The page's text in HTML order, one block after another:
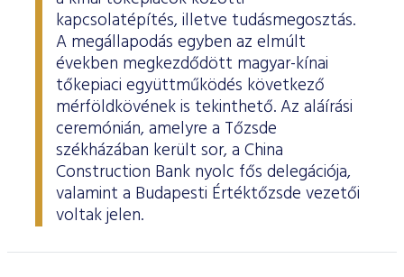
kapcsolatépítés, illetve tudásmegosztás.
A megállapodás egyben az elmúlt
években megkezdődött magyar-kínai
tőkepiaci együttműködés következő
mérföldkövének is tekinthető. Az aláírási
ceremónián, amelyre a Tőzsde
székházában került sor, a China
Construction Bank nyolc fős delegációja,
valamint a Budapesti Értéktőzsde vezetői
voltak jelen.